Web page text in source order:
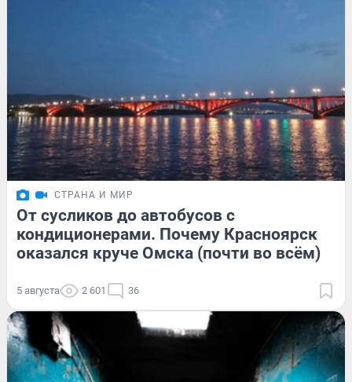
СТРАНА И МИР
От сусликов до автобусов с
кондиционерами. Почему Красноярск
оказался круче Омска (почти во всём)
5 августа 2 601 36